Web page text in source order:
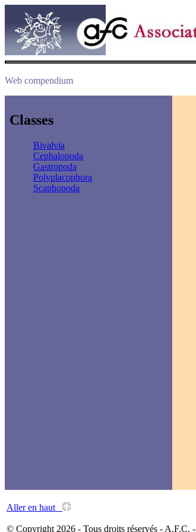
Web compendium
Classes
Bivalvia
Cephalopoda
Gastropoda
Polyplacophora
Scaphopoda
Aller en haut
© Copyright 2026 - Tous droits réservés - A.F.C. -